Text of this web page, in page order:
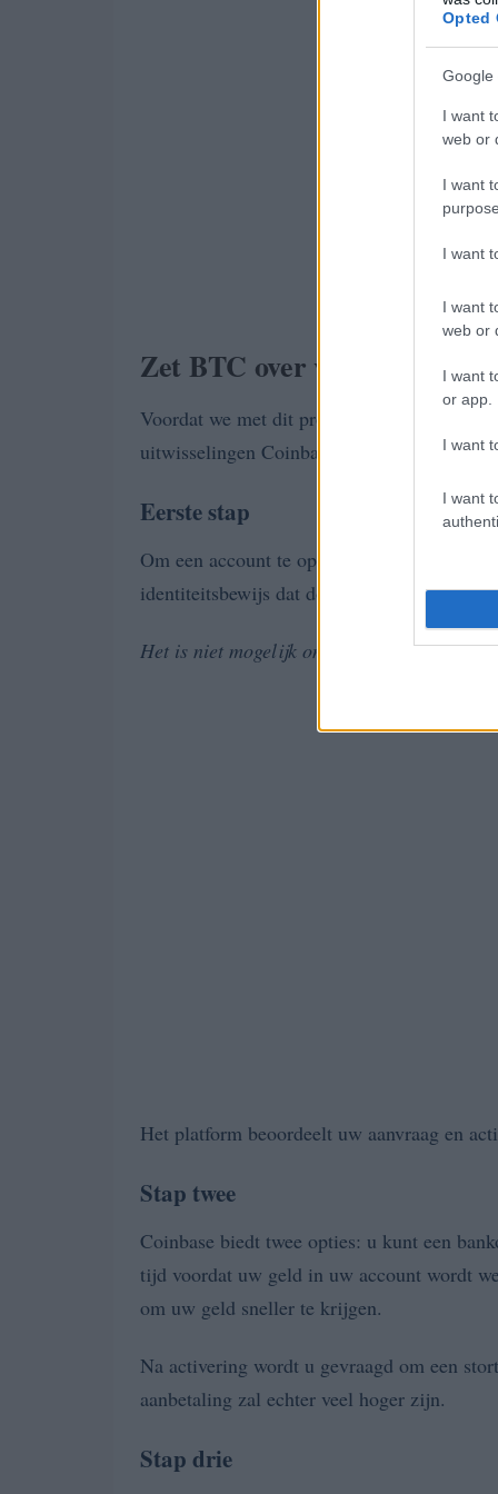
Opted
Google
I want
web or
I want
I want
I want
web or
I want
or app.
I want
I want
Zet BTC over van Coinbase
Voordat we met dit proces beginnen, neem
uitwisselingen Coinbase en Binance.
Eerste stap
Om een account te openen, moet u een
identiteitsbewijs dat door de overheid ter
Het is niet mogelijk om cryptocurrencies
Het platform beoordeelt uw aanvraag en
Stap twee
Coinbase biedt twee opties: u kunt een
tijd voordat uw geld in uw account wordt
om uw geld sneller te krijgen.
Na activering wordt u gevraagd om een
aanbetaling zal echter veel hoger zijn.
Stap drie